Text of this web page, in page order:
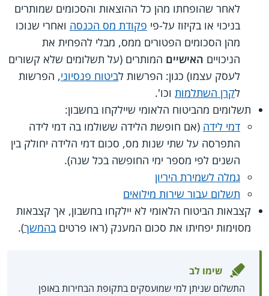
לאחר שהופחתו מהן כל ההוצאות והסכומים שמותרים
בניכוי או בקיזוז על-פי פקודת מס הכנסה ואחרי שנוכו
מהן הסכומים הפטורים ממס, מבלי להפחית את
הניכויים האישיים המותרים (על תשלומים שלא קשורים
לעסק עצמו) כגון: הפרשות לביטוח פנסיוני, הפרשות
לקרן השתלמות וכו'.
תשלומים מהביטוח הלאומי שיילקחו בחשבון:
דמי לידה (אם חופשת הלידה ששולמו בה דמי לידה
התפרסה על שתי שנות מס, סכום דמי הלידה יחולק בין
השנים לפי מספר ימי החופשה בכל שנה).
גמלה לשמירת היריון
תשלום עבור שירות מילואים
קצבאות הביטוח הלאומי לא יילקחו בחשבון, אך קצבאות
מסוימות יפחיתו את סכום המענק (ראו פרטים בהמשך).
שימו לב
התשלום שניתן למי שמועסקים בתקופת הבחירות באופן